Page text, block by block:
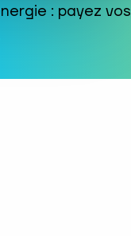
: payez vos